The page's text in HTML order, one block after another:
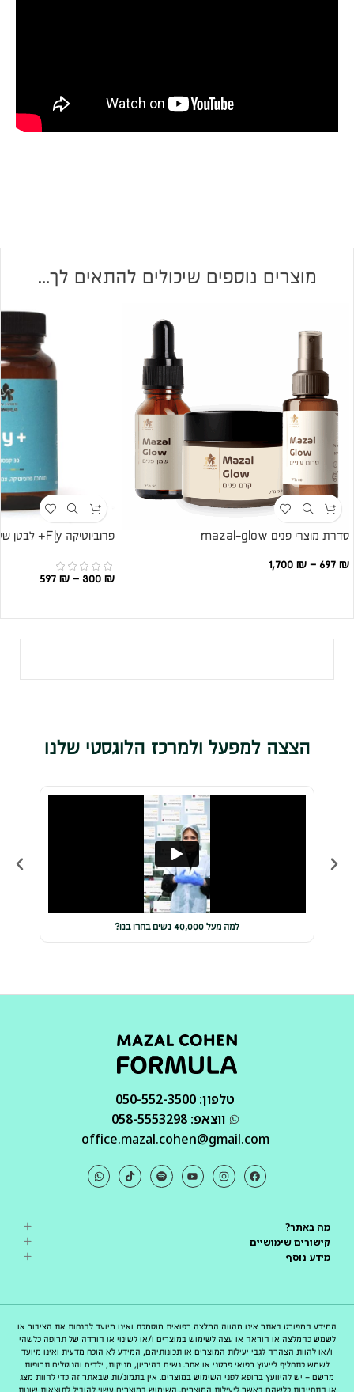
מוצרים נוספים שיכולים להתאים לך...
סדרת מוצרי פנים mazal-glow
697 ₪
–
1,700 ₪
פרוביוטיקה Fly+ לבטן שטוחה ועיכול בריא
300 ₪
–
597 ₪
הצצה למפעל ולמרכז הלוגסטי שלנו
למה מעל 40,000 נשים בחרו בנו?
טלפון: 050-552-3500
ווצאפ: 058-5553298
office.mazal.cohen@gmail.com
מה באתר?
קישורים שימושיים
מידע נוסף
המידע המפורט באתר אינו מהווה המלצה רפואית מוסמכת ואינו מיועד להנחות את הציבור או
לשמש כהמלצה או הוראה או עצה לשימוש במוצרים ו/או לשינוי או הורדה של תרופה כלשהי
ו/או להוות הצהרה לגבי יעילות המוצרים או תכונותיהם, המידע לא הוכח מדעית ואינו מיועד
לשמש כתחליף לייעוץ רפואי פרטני או אחר. נשים בהיריון, מניקות, ילדים והנוטלים תרופות
מרשם – יש להיוועץ ברופא לפני השימוש במוצרים. אין בתמונ/ות שבאתר זה כדי להוות מצג
או התחייבות כלשהם באשר ליעילות המוצרים. השימוש במוצרים עשוי להוביל לתוצאות שונות